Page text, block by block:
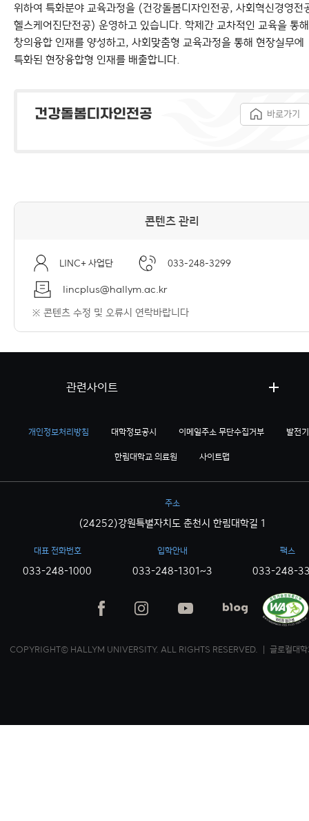
위하여 특화분야 교육과정을 (건강돌봄디자인전공, 사회혁신경영전
헬스케어진단전공) 운영하고 있습니다. 학제간 교차적인 교육을 통해
창의융합 인재를 양성하고, 사회맞춤형 교육과정을 통해 현장실무에
특화된 현장융합형 인재를 배출합니다.
건강돌봄디자인전공 바로가기
콘텐츠 관리
LINC+ 사업단 033-248-3299
lincplus@hallym.ac.kr
※ 콘텐츠 수정 및 오류시 연락바랍니다
개인정보처리방침 대학정보공시 이메일주소 무단수집거부 발전
한림대학교 의료원 사이트맵
관련사이트
주소
(24252)강원특별자치도 춘천시 한림대학길 1
대표 전화번호
033-248-1000
입학안내
033-248-1301~3
팩스
033-248-
COPYRIGHT© HALLYM UNIVERSITY. ALL RIGHTS RESERVED. ｜ 글로컬대